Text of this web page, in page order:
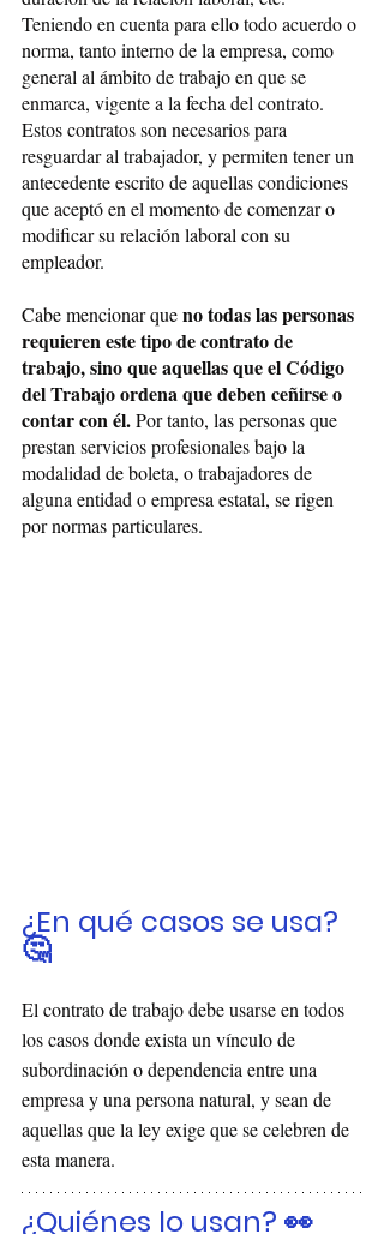
Teniendo en cuenta para ello todo acuerdo o
norma, tanto interno de la empresa, como
general al ámbito de trabajo en que se
enmarca, vigente a la fecha del contrato.
Estos contratos son necesarios para
resguardar al trabajador, y permiten tener un
antecedente escrito de aquellas condiciones
que aceptó en el momento de comenzar o
modificar su relación laboral con su
empleador.
Cabe mencionar que no todas las personas
requieren este tipo de contrato de
trabajo, sino que aquellas que el Código
del Trabajo ordena que deben ceñirse o
contar con él. Por tanto, las personas que
prestan servicios profesionales bajo la
modalidad de boleta, o trabajadores de
alguna entidad o empresa estatal, se rigen
por normas particulares.
¿En qué casos se usa?
🤔
El contrato de trabajo debe usarse en todos
los casos donde exista un vínculo de
subordinación o dependencia entre una
empresa y una persona natural, y sean de
aquellas que la ley exige que se celebren de
esta manera.
¿Quiénes lo usan? 👀